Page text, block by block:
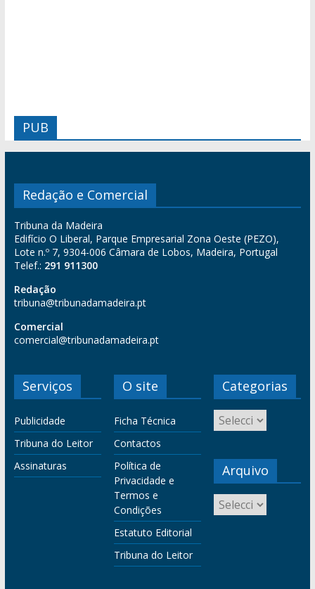
PUB
Redação e Comercial
Tribuna da Madeira
Edifício O Liberal, Parque Empresarial Zona Oeste (PEZO),
Lote n.º 7, 9304-006 Câmara de Lobos, Madeira, Portugal
Telef.: 291 911300
Redação
tribuna@tribunadamadeira.pt
Comercial
comercial@tribunadamadeira.pt
Serviços
Publicidade
Tribuna do Leitor
Assinaturas
O site
Ficha Técnica
Contactos
Política de
Privacidade e
Termos e
Condições
Estatuto Editorial
Tribuna do Leitor
Categorias
Arquivo